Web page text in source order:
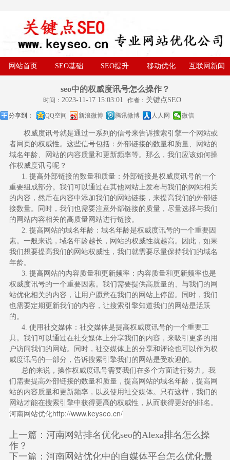
网站首页 SEO基础 SEO提升 移动优化 互联网新闻
seo中的权威度讯号怎么操作？
时间： 2023-11-17 15:03:01 作者： 关键点SEO
分享到： QQ空间 新浪微博 腾讯微博 人人网 微信
权威度讯号就是通过一系列的信号来告诉搜索引擎一个网站或
者网页的权威性。这些信号包括：外部链接的数量和质量、网站的
域名年龄、网站的内容质量和更新频率等。那么，我们应该如何操
作权威度讯号呢？
1. 提高外部链接的数量和质量：外部链接是权威度讯号的一个
重要组成部分。我们可以通过在其他网站上发布与我们的网站相关
的内容，然后在内容中添加我们的网站链接，来提高我们的外部链
接数量。同时，我们也需要注意外部链接的质量，尽量选择与我们
的网站内容相关的高质量网站进行链接。
2. 提高网站的域名年龄：域名年龄是权威度讯号的一个重要因
素。一般来说，域名年龄越长，网站的权威性就越高。因此，如果
我们想要提高我们的网站权威性，我们就需要尽量保持我们的域名
年龄。
3. 提高网站的内容质量和更新频率：内容质量和更新频率也是
权威度讯号的一个重要因素。我们需要提供高质量的、与我们的网
站优化相关的内容，让用户愿意在我们的网站上停留。同时，我们
也需要定期更新我们的内容，让搜索引擎知道我们的网站是活跃
的。
4. 使用社交媒体：社交媒体是提高权威度讯号的一个重要工
具。我们可以通过在社交媒体上分享我们的内容，来吸引更多的用
户访问我们的网站。同时，社交媒体上的分享和评论也可以作为权
威度讯号的一部分，告诉搜索引擎我们的网站是受欢迎的。
总的来说，操作权威度讯号需要我们在多个方面进行努力。我
们需要提高外部链接的数量和质量，提高网站的域名年龄，提高网
站的内容质量和更新频率，以及使用社交媒体。只有这样，我们的
网站才能在搜索引擎中获得更高的权威性，从而获得更好的排名。
河南网站优化http://www.keyseo.cn/
上一篇： 河南网站排名优化seo的Alexa排名怎么操
作？
下一篇： 河南网站优化中的自媒体平台怎么优化最